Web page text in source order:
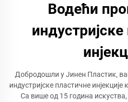
Водећи
Добродошли у Јинен Пластик,
индустријске пластичне инјекције
Са више од 15 година